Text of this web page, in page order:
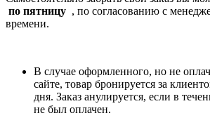
по пятницу , по согласованию с
времени.
В случае оформленного, но не
сайте, товар бронируется за
дня. Заказ анулируется, если в
не был оплачен.